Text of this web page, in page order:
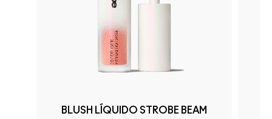
BLUSH LÍQUIDO STROBE BEAM